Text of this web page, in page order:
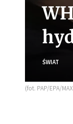
ŚWIAT
(fot. PAP/EPA/